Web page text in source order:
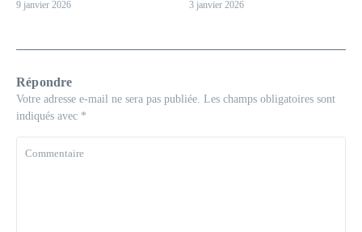
9 janvier 2026 3 janvier 2026
Répondre
Votre adresse e-mail ne sera pas publiée. Les champs obligatoires sont
indiqués avec *